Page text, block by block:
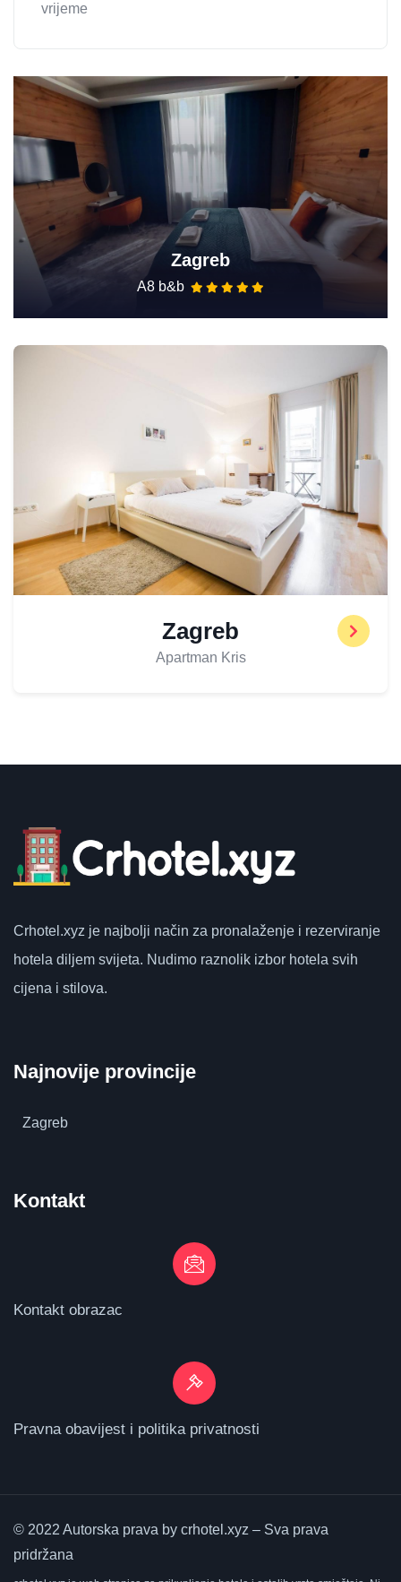
vrijeme
Zagreb
A8 b&b
Zagreb
Apartman Kris
Crhotel.xyz je najbolji način za pronalaženje i rezerviranje
hotela diljem svijeta. Nudimo raznolik izbor hotela svih
cijena i stilova.
Najnovije provincije
Zagreb
Kontakt
Kontakt obrazac
Pravna obavijest i politika privatnosti
© 2022 Autorska prava by crhotel.xyz – Sva prava
pridržana